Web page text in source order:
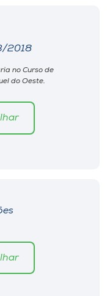
2018
no Curso de
do Oeste.